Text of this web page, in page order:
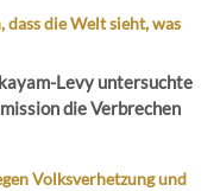
dass die Welt sieht, was
Levy untersuchte
die Verbrechen
Volksverhetzung und